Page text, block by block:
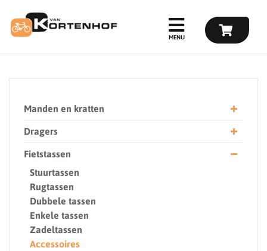
Manden en kratten
Dragers
Fietstassen
Stuurtassen
Rugtassen
Dubbele tassen
Enkele tassen
Zadeltassen
Accessoires